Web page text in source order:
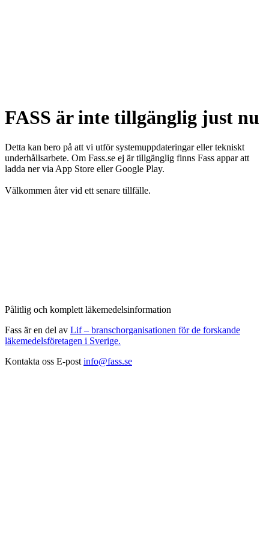
FASS är inte tillgänglig just nu
Detta kan bero på att vi utför systemuppdateringar eller tekniskt
underhållsarbete. Om Fass.se ej är tillgänglig finns Fass appar att
ladda ner via App Store eller Google Play.
Välkommen åter vid ett senare tillfälle.
Pålitlig och komplett läkemedelsinformation
Fass är en del av Lif – branschorganisationen för de forskande
läkemedelsföretagen i Sverige.
Kontakta oss E-post info@fass.se